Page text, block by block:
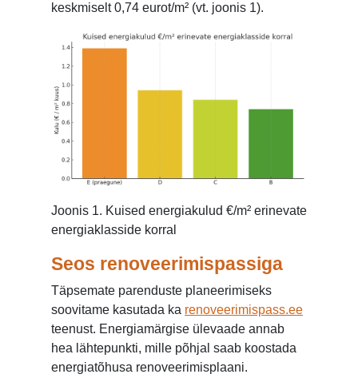
keskmiselt 0,74 eurot/m² (vt. joonis 1).
Joonis 1. Kuised energiakulud €/m² erinevate
energiaklasside korral
Seos renoveerimispassiga
Täpsemate parenduste planeerimiseks
soovitame kasutada ka renoveerimispass.ee
teenust. Energiamärgise ülevaade annab
hea lähtepunkti, mille põhjal saab koostada
energiatõhusa renoveerimisplaani.